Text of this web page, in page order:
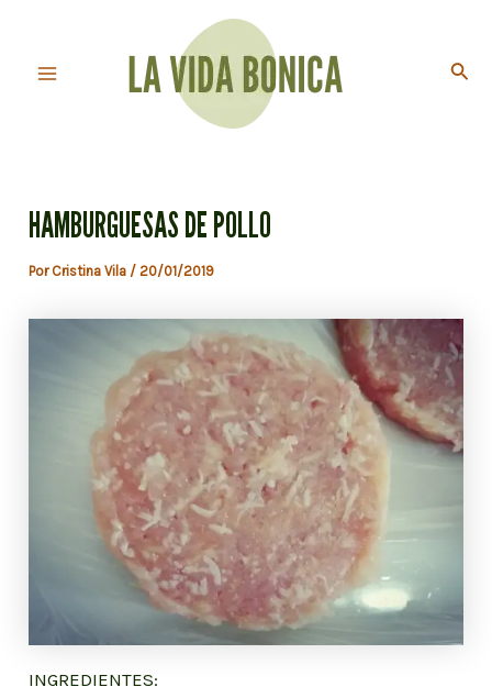
contenido
HAMBURGUESAS DE POLLO
Por Cristina Vila /20/01/2019
INGREDIENTES: